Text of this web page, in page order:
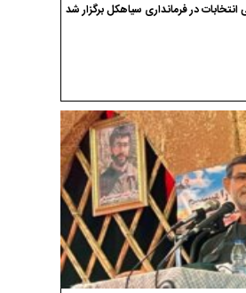
در فرمانداری سیاهکل برگزار شد